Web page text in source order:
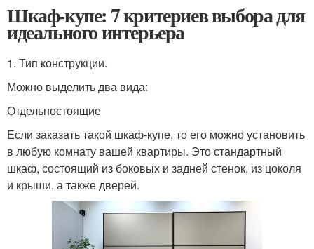
Шкаф-купе: 7 критериев выбора для
идеального интерьера
1. Тип конструкции.
Можно выделить два вида:
Отдельностоящие
Если заказать такой шкаф-купе, то его можно установить
в любую комнату вашей квартиры. Это стандартный
шкаф, состоящий из боковых и задней стенок, из цоколя
и крыши, а также дверей.